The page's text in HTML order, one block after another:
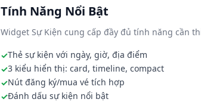
Tính Năng Nổi Bật
Widget Sự Kiện cung cấp đầy đủ tính năng cần
Thẻ sự kiện với ngày, giờ, địa điểm
3 kiểu hiển thị: card, timeline, compact
Nút đăng ký/mua vé tích hợp
Đánh dấu sự kiện nổi bật